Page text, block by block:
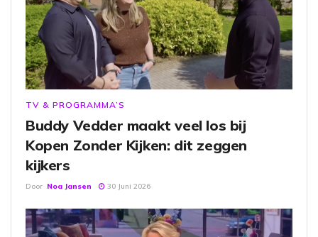
TV & PROGRAMMA’S
Buddy Vedder maakt veel los bij
Kopen Zonder Kijken: dit zeggen
kijkers
Door Noa Jansen 30 Juni 2026